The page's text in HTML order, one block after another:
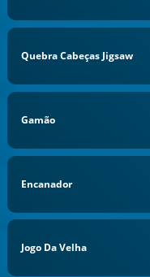
Quebra Cabeças Jigsaw
Gamão
Encanador
Jogo Da Velha